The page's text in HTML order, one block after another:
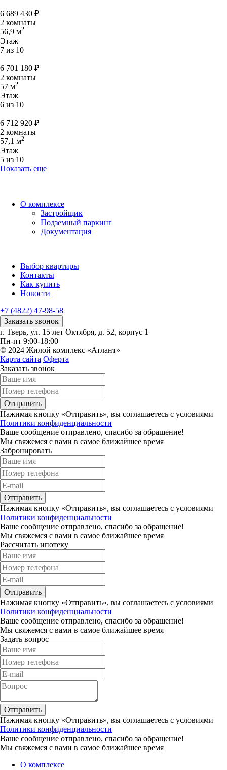
6 689 430 ₽
2 комнаты
56,9 м2
Этаж
7 из 10
6 701 180 ₽
2 комнаты
57 м2
Этаж
6 из 10
6 712 920 ₽
2 комнаты
57,1 м2
Этаж
5 из 10
Показать еще
О комплексе
Застройщик
Подземный паркинг
Документация
Выбор квартиры
Контакты
Как купить
Новости
+7 (4822) 47-98-58
Заказать звонок
г. Тверь, ул. 15 лет Октября, д. 52, корпус 1
Пн-пт 9:00-18:00
© 2024 Жилой комплекс «Атлант»
Карта сайта Оферта
Заказать звонок
Отправить
Нажимая кнопку «Отправить», вы соглашаетесь с условиями
Политики конфиденциальности
Ваше сообщение отправлено, спасибо за обращение!
Мы свяжемся с вами в самое ближайшее время
Забронировать
Отправить
Нажимая кнопку «Отправить», вы соглашаетесь с условиями
Политики конфиденциальности
Ваше сообщение отправлено, спасибо за обращение!
Мы свяжемся с вами в самое ближайшее время
Рассчитать ипотеку
Отправить
Нажимая кнопку «Отправить», вы соглашаетесь с условиями
Политики конфиденциальности
Ваше сообщение отправлено, спасибо за обращение!
Мы свяжемся с вами в самое ближайшее время
Задать вопрос
Отправить
Нажимая кнопку «Отправить», вы соглашаетесь с условиями
Политики конфиденциальности
Ваше сообщение отправлено, спасибо за обращение!
Мы свяжемся с вами в самое ближайшее время
О комплексе